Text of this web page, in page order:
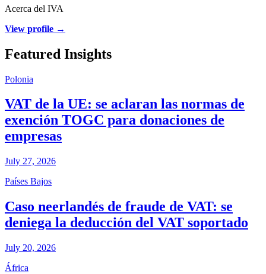
Acerca del IVA
View profile →
Featured Insights
Polonia
VAT de la UE: se aclaran las normas de
exención TOGC para donaciones de
empresas
July 27, 2026
Países Bajos
Caso neerlandés de fraude de VAT: se
deniega la deducción del VAT soportado
July 20, 2026
África